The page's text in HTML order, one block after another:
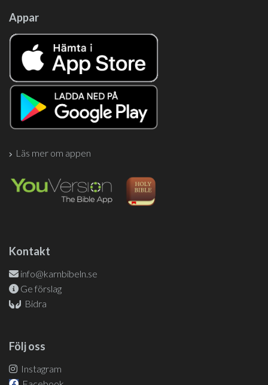
Appar
Läs mer om appen
Kontakt
info@karnbibeln.se
Ge förslag
Bidra
Följ oss
Instagram